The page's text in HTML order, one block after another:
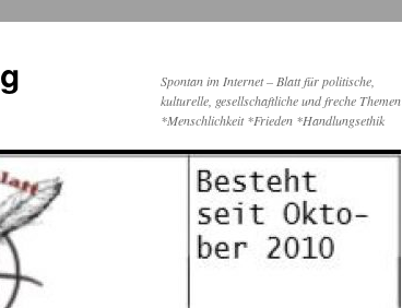
Spontan im Internet – Blatt für politische,
kulturelle, gesellschaftliche und freche Themen
*Menschlichkeit *Frieden *Handlungsethik